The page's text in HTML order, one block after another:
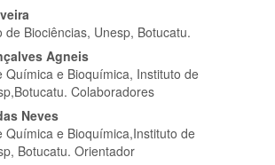
de Biociências, Unesp, Botucatu.
Agneis
Química e Bioquímica, Instituto de
Colaboradores
Neves
Química e Bioquímica,Instituto de
Botucatu. Orientador